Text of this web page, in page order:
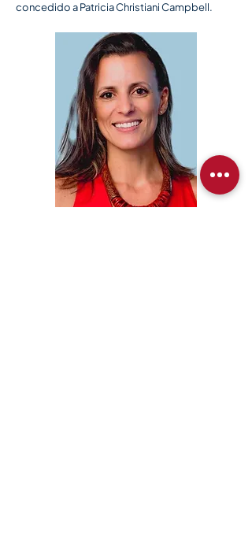
concedido a Patricia Christiani Campbell.